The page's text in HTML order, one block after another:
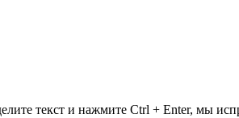
текст и нажмите Ctrl + Enter, мы